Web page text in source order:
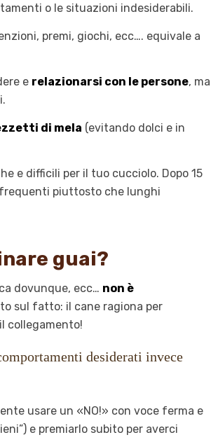
o le situazioni indesiderabili.
premi, giochi, ecc…. equivale a
e relazionarsi con le persone, ma
di mela (evitando dolci e in
e difficili per il tuo cucciolo. Dopo 15
piuttosto che lunghi
guai?
dovunque, ecc… non è
sul fatto: il cane ragiona per
collegamento!
desiderati invece
usare un «NO!» con voce ferma e
e premiarlo subito per averci